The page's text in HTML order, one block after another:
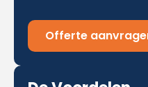
Offerte